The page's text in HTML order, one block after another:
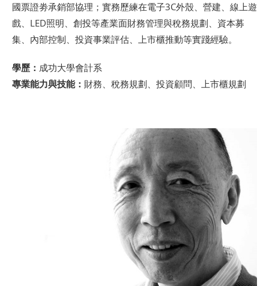
國票證劵承銷部協理；實務歷練在電子3C外殼、營建、線上遊
戲、LED照明、創投等產業面財務管理與稅務規劃、資本募
集、內部控制、投資事業評估、上市櫃推動等實踐經驗。
學歷： 成功大學會計系
專業能力與技能： 財務、稅務規劃、投資顧問、上市櫃規劃